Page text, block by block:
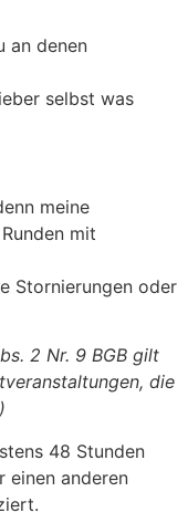
an denen
selbst was
meine
mit
Stornierungen oder
2 Nr. 9 BGB gilt
die
48 Stunden
einen anderen